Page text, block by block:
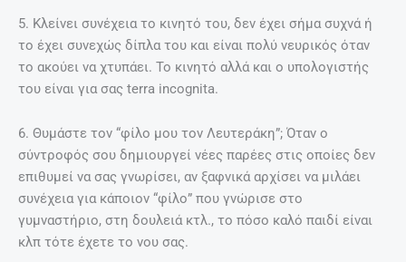
5. Κλείνει συνέχεια το κινητό του, δεν έχει σήμα συχνά ή
το έχει συνεχώς δίπλα του και είναι πολύ νευρικός όταν
το ακούει να χτυπάει. Το κινητό αλλά και ο υπολογιστής
του είναι για σας terra incognita.
6. Θυμάστε τον “φίλο μου τον Λευτεράκη”; Όταν ο
σύντροφός σου δημιουργεί νέες παρέες στις οποίες δεν
επιθυμεί να σας γνωρίσει, αν ξαφνικά αρχίσει να μιλάει
συνέχεια για κάποιον “φίλο” που γνώρισε στο
γυμναστήριο, στη δουλειά κτλ., το πόσο καλό παιδί είναι
κλπ τότε έχετε το νου σας.